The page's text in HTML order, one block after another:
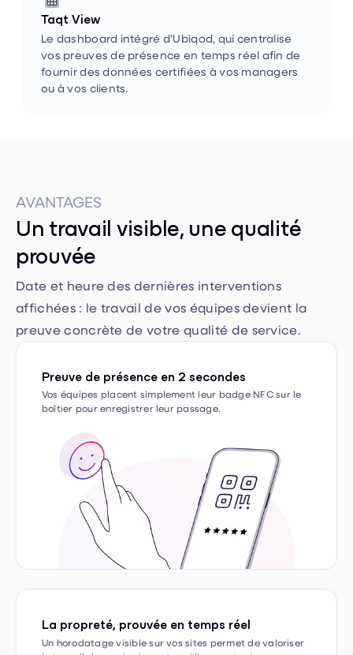
Le dashboard intégré d’Ubiqod, qui centralise
vos preuves de présence en temps réel afin de
fournir des données certifiées à vos managers
ou à vos clients.
Un travail visible, une qualité
prouvée
Date et heure des dernières interventions
affichées : le travail de vos équipes devient la
preuve concrète de votre qualité de service.
Preuve de présence en 2 secondes
boîtier pour enregistrer leur passage.
La propreté, prouvée en temps réel
le travail de vos équipes et améliorer votre image
auprès de vos usagers.